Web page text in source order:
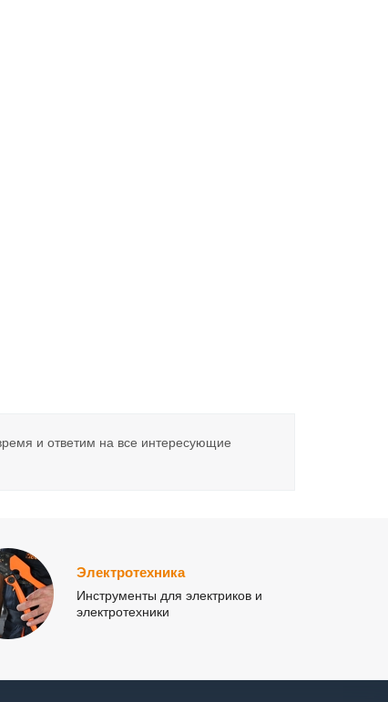
и ответим на все интересующие
Электротехника
Инструменты для электриков и
электротехники